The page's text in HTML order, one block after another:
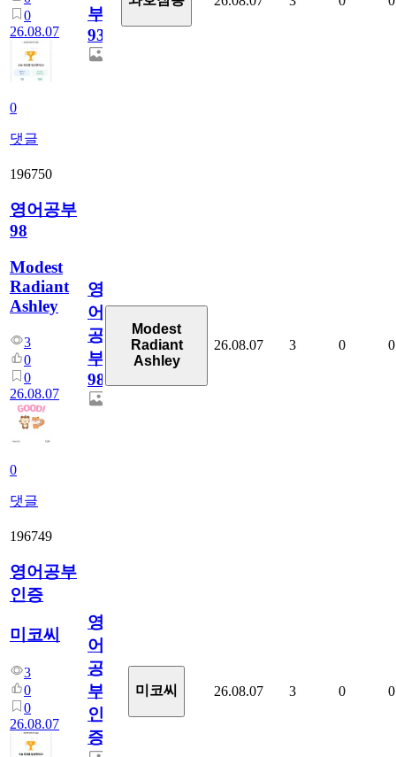
0
26.08.07
0
댓글
부
930
196750
영어공부
98
Modest
Radiant
Ashley
3
0
0
26.08.07
0
댓글
영
어
공
부
98
Modest
Radiant
Ashley
26.08.07 3 0 0
196749
영어공부
인증
미코씨
3
0
0
26.08.07
영
어
공
부
인
증
미코씨 26.08.07 3 0 0